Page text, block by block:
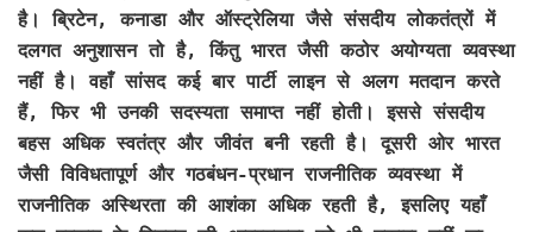
है। ब्रिटेन, कनाडा और ऑस्ट्रेलिया जैसे संसदीय लोकतंत्रों में
दलगत अनुशासन तो है, किंतु भारत जैसी कठोर अयोग्यता व्यवस्था
नहीं है। वहाँ सांसद कई बार पार्टी लाइन से अलग मतदान करते
हैं, फिर भी उनकी सदस्यता समाप्त नहीं होती। इससे संसदीय
बहस अधिक स्वतंत्र और जीवंत बनी रहती है। दूसरी ओर भारत
जैसी विविधतापूर्ण और गठबंधन-प्रधान राजनीतिक व्यवस्था में
राजनीतिक अस्थिरता की आशंका अधिक रहती है, इसलिए यहाँ